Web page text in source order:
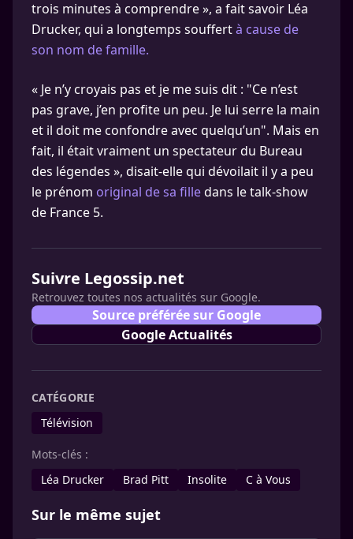
trois minutes à comprendre », a fait savoir Léa
Drucker, qui a longtemps souffertà cause de
son nom de famille.
« Je n’y croyais pas et je me suis dit : "Ce n’est
pas grave, j’en profite un peu. Je lui serre la main
et il doit me confondre avec quelqu’un". Mais en
fait, il était vraiment un spectateur du Bureau
des légendes », disait-elle qui dévoilait il y a peu
le prénom original de sa filledans le talk-show
de France 5.
Suivre Legossip.net
Retrouvez toutes nos actualités sur Google.
Source préférée sur Google
Google Actualités
CATÉGORIE
Télévision
Mots-clés :
Léa Drucker
Brad Pitt Insolite C à Vous
Sur le même sujet